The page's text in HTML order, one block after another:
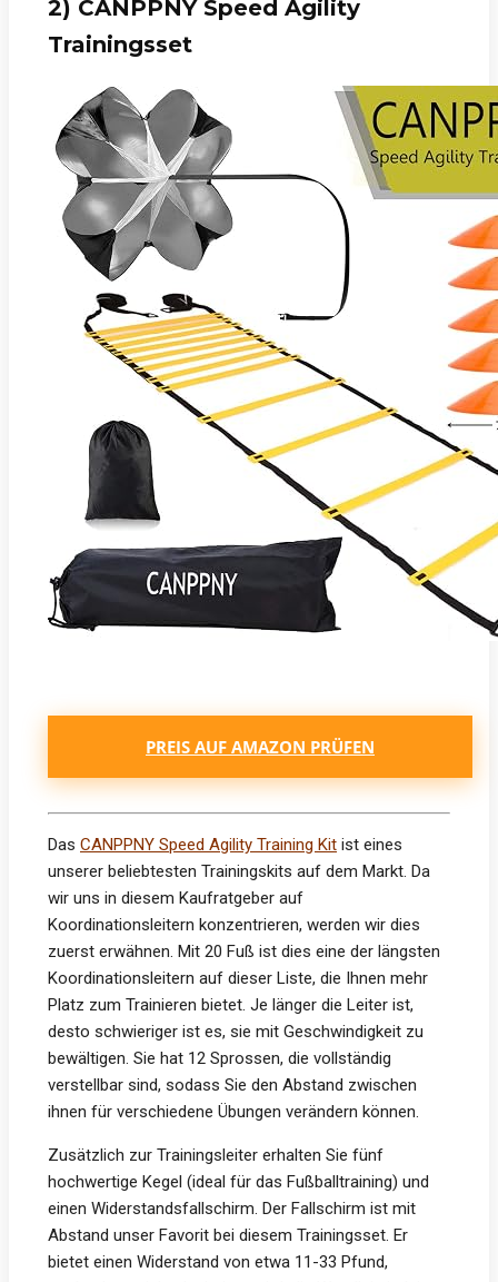
2) CANPPNY Speed Agility
Trainingsset
PREIS AUF AMAZON PRÜFEN
Das CANPPNY Speed Agility Training Kit ist eines
unserer beliebtesten Trainingskits auf dem Markt. Da
wir uns in diesem Kaufratgeber auf
Koordinationsleitern konzentrieren, werden wir dies
zuerst erwähnen. Mit 20 Fuß ist dies eine der längsten
Koordinationsleitern auf dieser Liste, die Ihnen mehr
Platz zum Trainieren bietet. Je länger die Leiter ist,
desto schwieriger ist es, sie mit Geschwindigkeit zu
bewältigen. Sie hat 12 Sprossen, die vollständig
verstellbar sind, sodass Sie den Abstand zwischen
ihnen für verschiedene Übungen verändern können.
Zusätzlich zur Trainingsleiter erhalten Sie fünf
hochwertige Kegel (ideal für das Fußballtraining) und
einen Widerstandsfallschirm. Der Fallschirm ist mit
Abstand unser Favorit bei diesem Trainingsset. Er
bietet einen Widerstand von etwa 11-33 Pfund,